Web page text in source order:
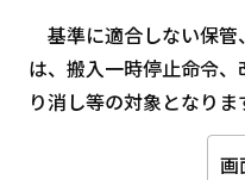
基準に適合しない保管
は、搬入一時停止命令
り消し等の対象となりま
画